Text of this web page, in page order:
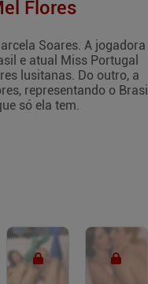
Flores
Soares. A jogadora
e atual Miss Portugal
lusitanas. Do outro, a
representando o Brasil
só ela tem.